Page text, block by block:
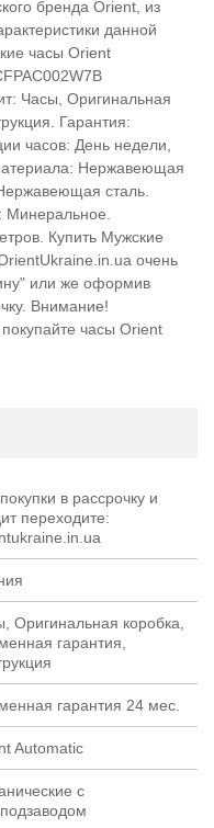
бренда Orient, из
данной
часы Orient
Часы, Оригинальная
Гарантия:
часов: День недели,
Нержавеющая
сталь.
Минеральное.
Купить Мужские
очень
или же оформив
Внимание!
часы Orient
в рассрочку и
переходите:
Оригинальная коробка,
гарантия,
гарантия 24 мес.
Automatic
с